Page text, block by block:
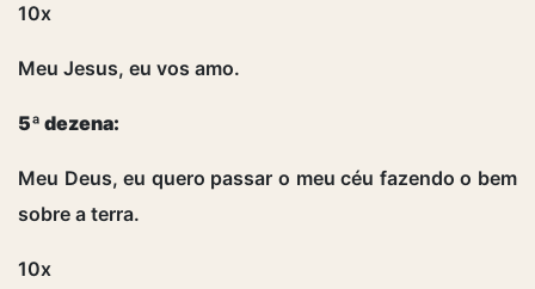
10x
Meu Jesus, eu vos amo.
5ª dezena:
Meu Deus, eu quero passar o meu céu fazendo o bem
sobre a terra.
10x